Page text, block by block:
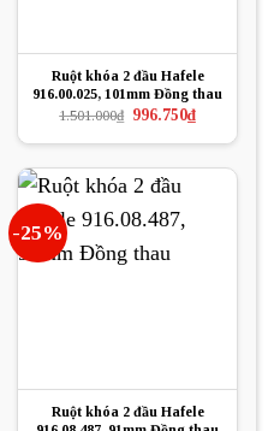
Ruột khóa 2 đầu Hafele
916.00.025, 101mm Đồng thau
1.501.000₫ Giá
là:
996.750₫Giá
hiện
tại
996.750₫.
-25%
Ruột khóa 2 đầu Hafele